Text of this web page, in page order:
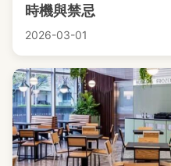
時機與禁忌
2026-03-01